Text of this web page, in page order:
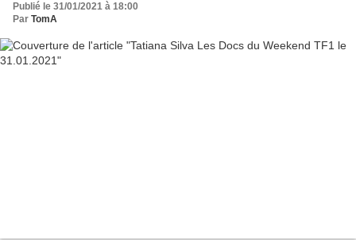
Publié le 31/01/2021 à 18:00
Par TomA